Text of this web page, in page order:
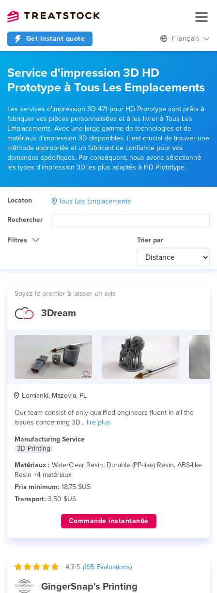
Get instant quote Français
Service d'impression 3D HD
Prototype à Tous Les Emplacements
Les services d'impression 3D 471 pour HD Prototype sont prêts à
fabriquer vos pièces personnalisées et à les livrer à Tous Les
Emplacements. Avec une large gamme de technologies et de
matériaux d'impression 3D disponibles, il est crucial de trouver une
méthode appropriée et un fabricant de confiance pour vos
demandes spécifiques. Par conséquent, nous avons sélectionné
les types d'impression 3D les plus adaptés à HD Prototype.
Locaton Tous Les Emplacements
Rechercher
Filtres Trier par
International
Technologie
Soyez le premier à laisser un avis
3Dream
Łomianki, Mazovia, PL
Our team consist of only qualified engineers fluent in all the
issues concerning 3D... lire plus
Manufacturing Service
3D Printing
Matériaux : WaterClear Resin, Durable (PP-like) Resin, ABS-like
Resin +4 matériaux
Prix minimum: 18,75 $US
Transport: 3,50 $US
Commande instantanée
4.7/5 (195 Evaluations)
GingerSnap's Printing